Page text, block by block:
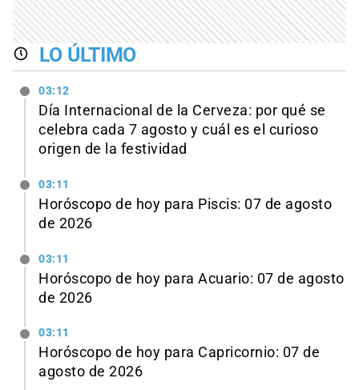
LO ÚLTIMO
03:12
Día Internacional de la Cerveza: por qué se
celebra cada 7 agosto y cuál es el curioso
origen de la festividad
03:11
Horóscopo de hoy para Piscis: 07 de agosto
de 2026
03:11
Horóscopo de hoy para Acuario: 07 de agosto
de 2026
03:11
Horóscopo de hoy para Capricornio: 07 de
agosto de 2026